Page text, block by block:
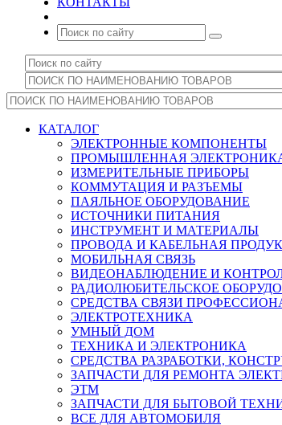
КАТАЛОГ
ЭЛЕКТРОННЫЕ КОМПОНЕНТЫ
ПРОМЫШЛЕННАЯ
ИЗМЕРИТЕЛЬНЫЕ ПРИБОРЫ
КОММУТАЦИЯ И РАЗЪЕМЫ
ПАЯЛЬНОЕ ОБОРУДОВАНИЕ
ИСТОЧНИКИ ПИТАНИЯ
ИНСТРУМЕНТ И МАТЕРИАЛЫ
ПРОВОДА И КАБЕЛЬНАЯ
МОБИЛЬНАЯ СВЯЗЬ
ВИДЕОНАБЛЮДЕНИЕ И
РАДИОЛЮБИТЕЛЬСКОЕ
СРЕДСТВА СВЯЗИ
ЭЛЕКТРОТЕХНИКА
УМНЫЙ ДОМ
ТЕХНИКА И ЭЛЕКТРОНИКА
СРЕДСТВА РАЗРАБОТКИ,
ЗАПЧАСТИ ДЛЯ РЕМОНТА
ЭТМ
ЗАПЧАСТИ ДЛЯ БЫТОВОЙ
ВСЕ ДЛЯ АВТОМОБИЛЯ